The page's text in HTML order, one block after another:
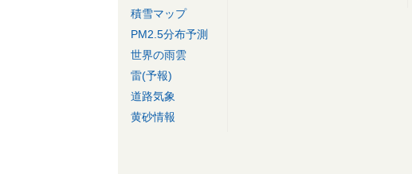
積雪マップ
PM2.5分布予測
世界の雨雲
雷(予報)
道路気象
黄砂情報